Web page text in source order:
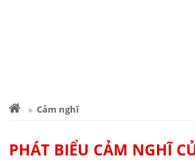
Cảm nghĩ
PHÁT BIỂU CẢM NGHĨ